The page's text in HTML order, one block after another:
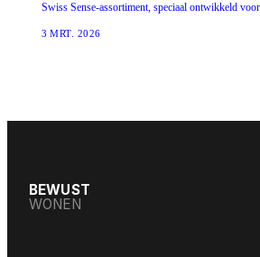
Swiss Sense-assortiment, speciaal ontwikkeld
3 MRT. 2026
BEWUST
WONEN